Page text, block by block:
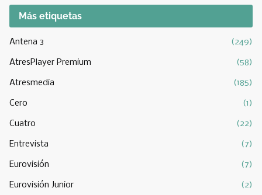
Más etiquetas
Antena 3 (249)
AtresPlayer Premium (58)
Atresmedia (185)
Cero (1)
Cuatro (22)
Entrevista (7)
Eurovisión (7)
Eurovisión Junior (2)